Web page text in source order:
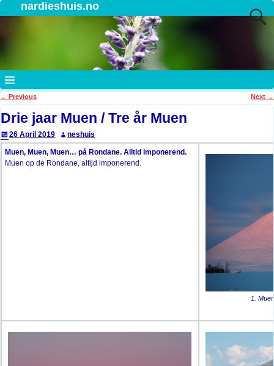
nardieshuis.no
Post navigation
← Previous Next →
Drie jaar Muen / Tre år Muen
26 April 2019 neshuis
Muen, Muen, Muen… på Rondane. Alltid imponerend.
Muen op de Rondane, altijd imponerend.
1.